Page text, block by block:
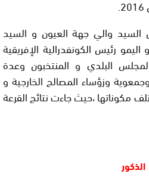
السيد والي جهة العيون و السيد
رئيس الكونفدرالية الإفريقية
البلدي و المنتخبون وعدة
وزؤساء المصالح الخارجية و
مكوناتها ،حيث جاءت نتائج القرعة
الذكور